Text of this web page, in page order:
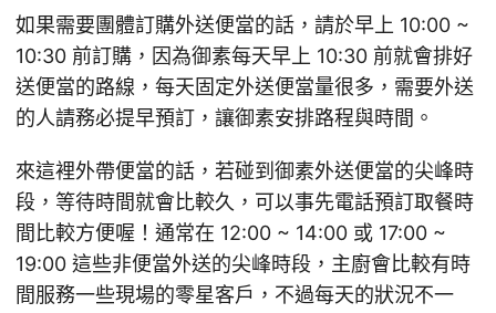
如果需要團體訂購外送便當的話，請於早上 10:00 ~
10:30 前訂購，因為御素每天早上 10:30 前就會排好
送便當的路線，每天固定外送便當量很多，需要外送
的人請務必提早預訂，讓御素安排路程與時間。
來這裡外帶便當的話，若碰到御素外送便當的尖峰時
段，等待時間就會比較久，可以事先電話預訂取餐時
間比較方便喔！通常在 12:00 ~ 14:00 或 17:00 ~
19:00 這些非便當外送的尖峰時段，主廚會比較有時
間服務一些現場的零星客戶，不過每天的狀況不一